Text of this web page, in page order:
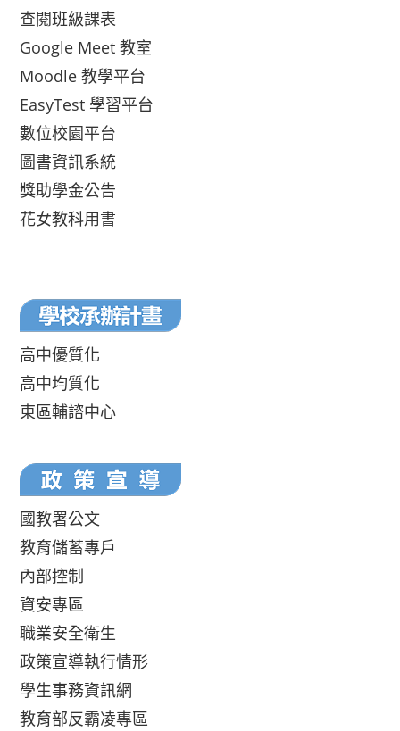
查閱班級課表
Google Meet 教室
Moodle 教學平台
EasyTest 學習平台
數位校園平台
圖書資訊系統
獎助學金公告
花女教科用書
高中優質化
高中均質化
東區輔諮中心
國教署公文
教育儲蓄專戶
內部控制
資安專區
職業安全衛生
政策宣導執行情形
學生事務資訊網
教育部反霸凌專區